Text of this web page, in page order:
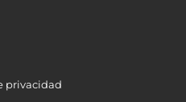
privacidad